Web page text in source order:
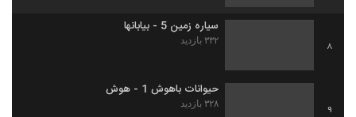
8
سیاره زمین 5 - بیابانها
۳۳۲ بازدید
9
حیوانات باهوش 1 - هوش
۳۲۸ بازدید